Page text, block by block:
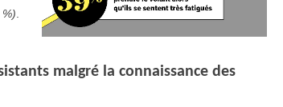
malgré la connaissance des